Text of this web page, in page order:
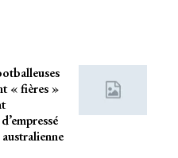
« fières »